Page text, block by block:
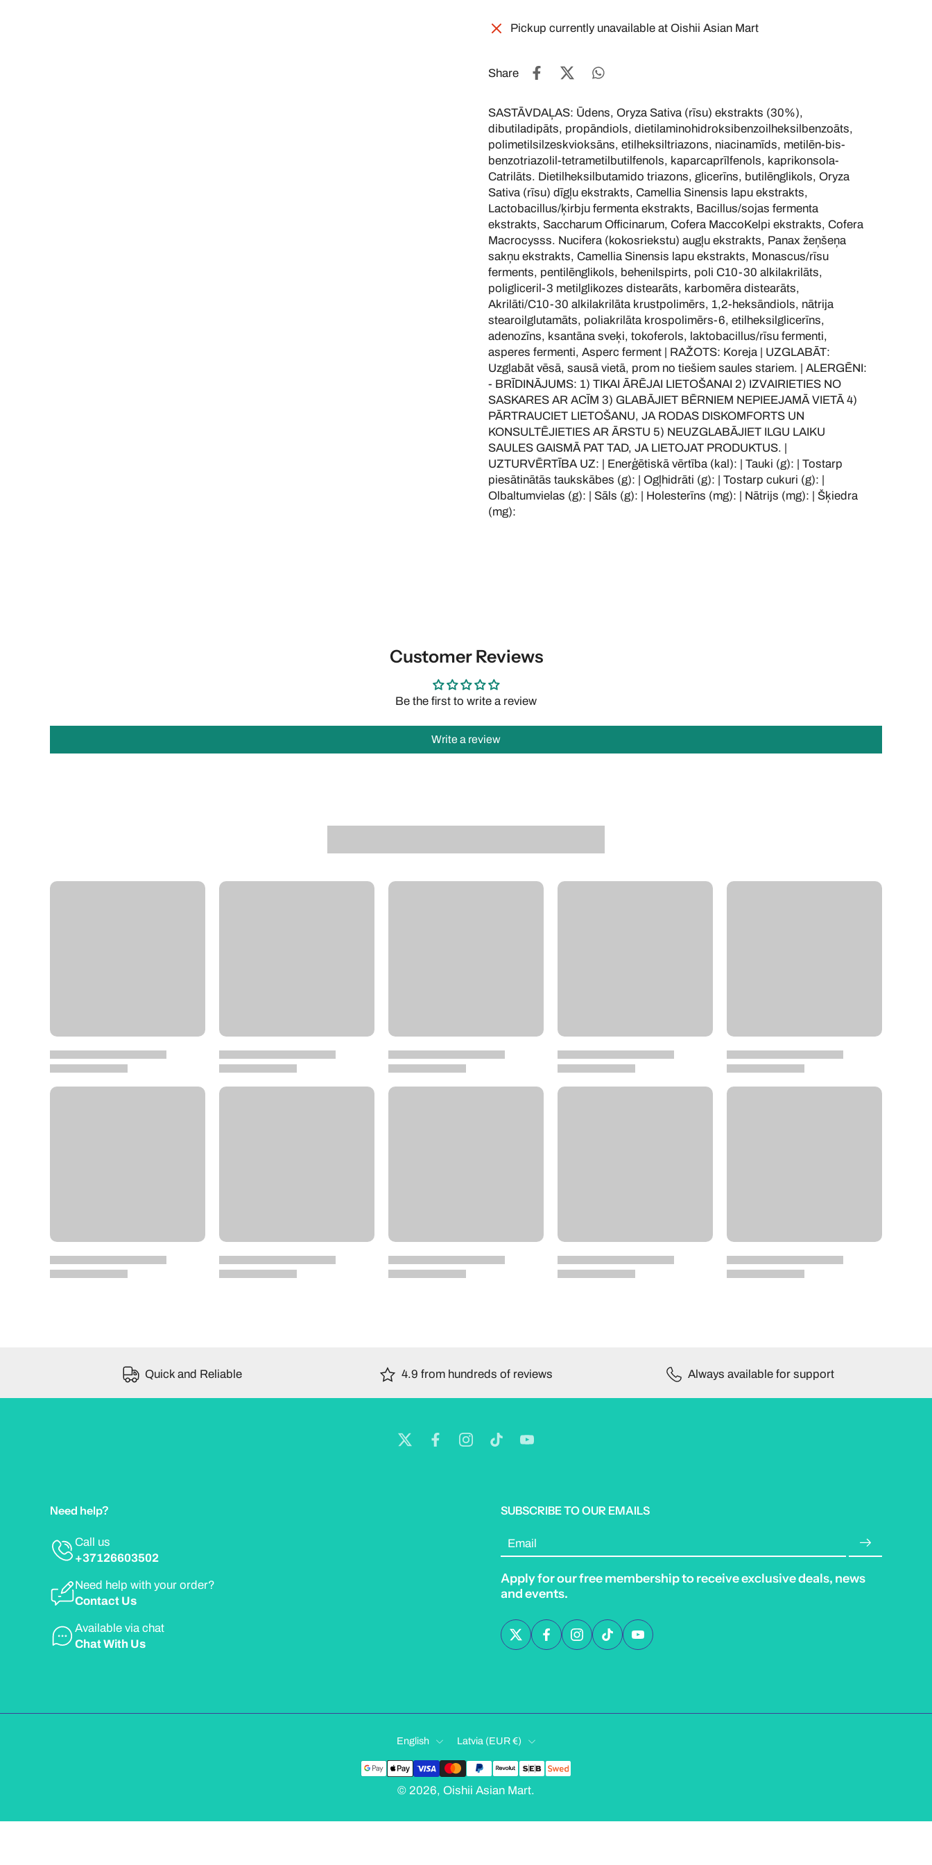
Pickup currently unavailable at Oishii Asian Mart
Share
SASTĀVDAĻAS: Ūdens, Oryza Sativa (rīsu) ekstrakts (30%),
dibutiladipāts, propāndiols, dietilaminohidroksibenzoilheksilbenzoāts,
polimetilsilzeskvioksāns, etilheksiltriazons, niacinamīds, metilēn-bis-
benzotriazolil-tetrametilbutilfenols, kaparcaprīlfenols, kaprikonsola-
Catrilāts. Dietilheksilbutamido triazons, glicerīns, butilēnglikols, Oryza
Sativa (rīsu) dīgļu ekstrakts, Camellia Sinensis lapu ekstrakts,
Lactobacillus/ķirbju fermenta ekstrakts, Bacillus/sojas fermenta
ekstrakts, Saccharum Officinarum, Cofera MaccoKelpi ekstrakts, Cofera
Macrocysss. Nucifera (kokosriekstu) augļu ekstrakts, Panax žeņšeņa
sakņu ekstrakts, Camellia Sinensis lapu ekstrakts, Monascus/rīsu
ferments, pentilēnglikols, behenilspirts, poli C10-30 alkilakrilāts,
poligliceril-3 metilglikozes distearāts, karbomēra distearāts,
Akrilāti/C10-30 alkilakrilāta krustpolimērs, 1,2-heksāndiols, nātrija
stearoilglutamāts, poliakrilāta krospolimērs-6, etilheksilglicerīns,
adenozīns, ksantāna sveķi, tokoferols, laktobacillus/rīsu fermenti,
asperes fermenti, Asperc ferment | RAŽOTS: Koreja | UZGLABĀT:
Uzglabāt vēsā, sausā vietā, prom no tiešiem saules stariem. | ALERGĒNI:
- BRĪDINĀJUMS: 1) TIKAI ĀRĒJAI LIETOŠANAI 2) IZVAIRIETIES NO
SASKARES AR ACĪM 3) GLABĀJIET BĒRNIEM NEPIEEJAMĀ VIETĀ 4)
PĀRTRAUCIET LIETOŠANU, JA RODAS DISKOMFORTS UN
KONSULTĒJIETIES AR ĀRSTU 5) NEUZGLABĀJIET ILGU LAIKU
SAULES GAISMĀ PAT TAD, JA LIETOJAT PRODUKTUS. |
UZTURVĒRTĪBA UZ: | Enerģētiskā vērtība (kal): | Tauki (g): | Tostarp
piesātinātās taukskābes (g): | Ogļhidrāti (g): | Tostarp cukuri (g): |
Olbaltumvielas (g): | Sāls (g): | Holesterīns (mg): | Nātrijs (mg): | Šķiedra
(mg):
Customer Reviews
Be the first to write a review
Write a review
Quick and Reliable 4.9 from hundreds of reviews Always available for support
Need help?
Call us
+37126603502
Need help with your order?
Contact Us
Available via chat
Chat With Us
SUBSCRIBE TO OUR EMAILS
Email
Apply for our free membership to receive exclusive deals, news
and events.
English Latvia ‎(EUR €)‎
© 2026, Oishii Asian Mart.